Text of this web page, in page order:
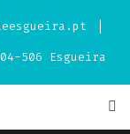
506 Esgueira